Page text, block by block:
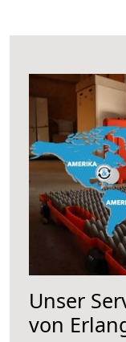
Unser
von